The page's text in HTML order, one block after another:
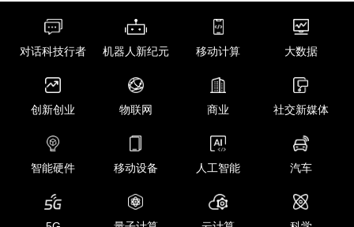
对话科技行者 机器人新纪元 移动计算 大数据
创新创业 物联网 商业 社交新媒体
智能硬件 移动设备 人工智能 汽车